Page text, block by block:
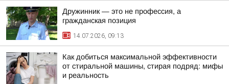
Дружинник — это не профессия, а
гражданская позиция
14.07.2026, 09:13
Как добиться максимальной эффективности
от стиральной машины, стирая подряд: мифы
и реальность